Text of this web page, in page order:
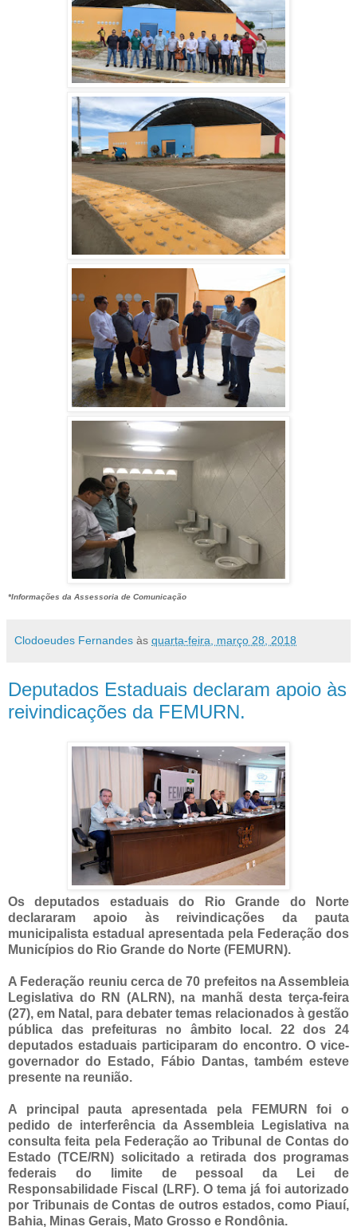
*Informações da Assessoria de Comunicação
Clodoeudes Fernandes às quarta-feira, março 28, 2018
Deputados Estaduais declaram apoio às
reivindicações da FEMURN.
Os deputados estaduais do Rio Grande do Norte
declararam apoio às reivindicações da pauta
municipalista estadual apresentada pela Federação dos
Municípios do Rio Grande do Norte (FEMURN).
A Federação reuniu cerca de 70 prefeitos na Assembleia
Legislativa do RN (ALRN), na manhã desta terça-feira
(27), em Natal, para debater temas relacionados à gestão
pública das prefeituras no âmbito local. 22 dos 24
deputados estaduais participaram do encontro. O vice-
governador do Estado, Fábio Dantas, também esteve
presente na reunião.
A principal pauta apresentada pela FEMURN foi o
pedido de interferência da Assembleia Legislativa na
consulta feita pela Federação ao Tribunal de Contas do
Estado (TCE/RN) solicitado a retirada dos programas
federais do limite de pessoal da Lei de
Responsabilidade Fiscal (LRF). O tema já foi autorizado
por Tribunais de Contas de outros estados, como Piauí,
Bahia, Minas Gerais, Mato Grosso e Rondônia.